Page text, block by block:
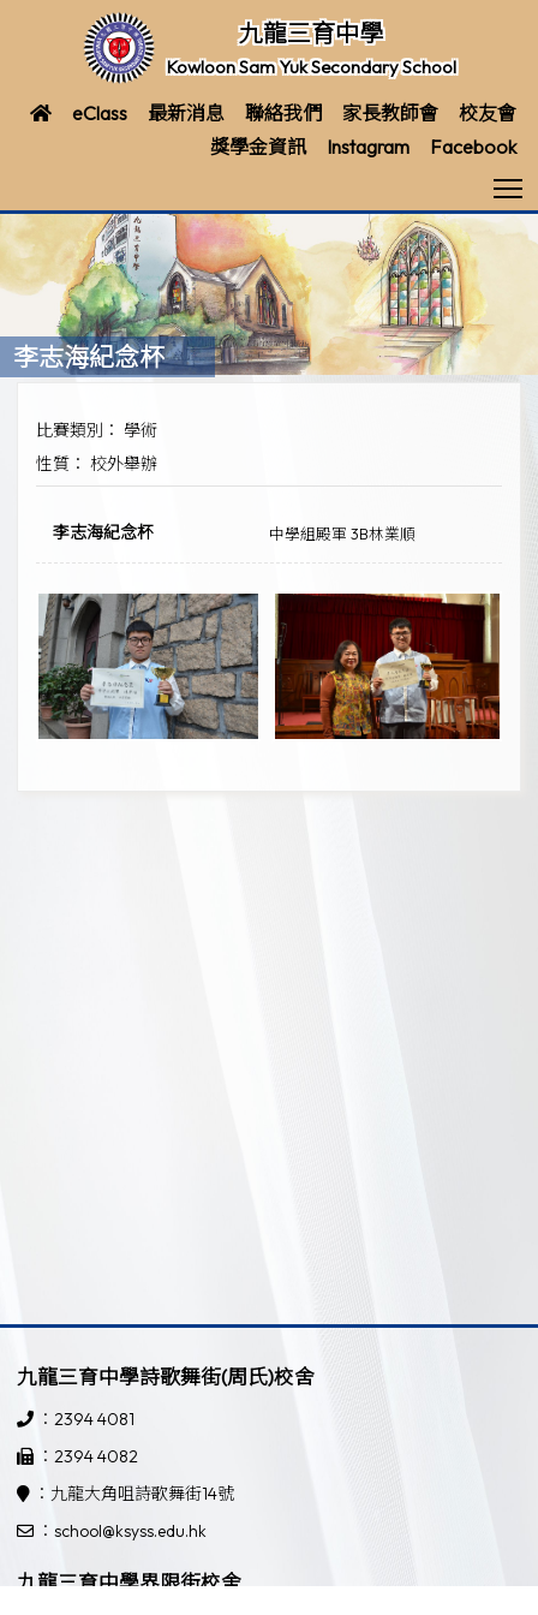
九龍三育中學
Kowloon Sam Yuk Secondary School
eClass 最新消息 聯絡我們 家長教師會
校友會
獎學金資訊
Instagram Facebook
李志海紀念杯
比賽類別： 學術
性質： 校外舉辦
李志海紀念杯 中學組殿軍 3B林業順
九龍三育中學詩歌舞街(周氏)校舍
：2394 4081
：2394 4082
：九龍大角咀詩歌舞街14號
：school@ksyss.edu.hk
九龍三育中學界限街校舍